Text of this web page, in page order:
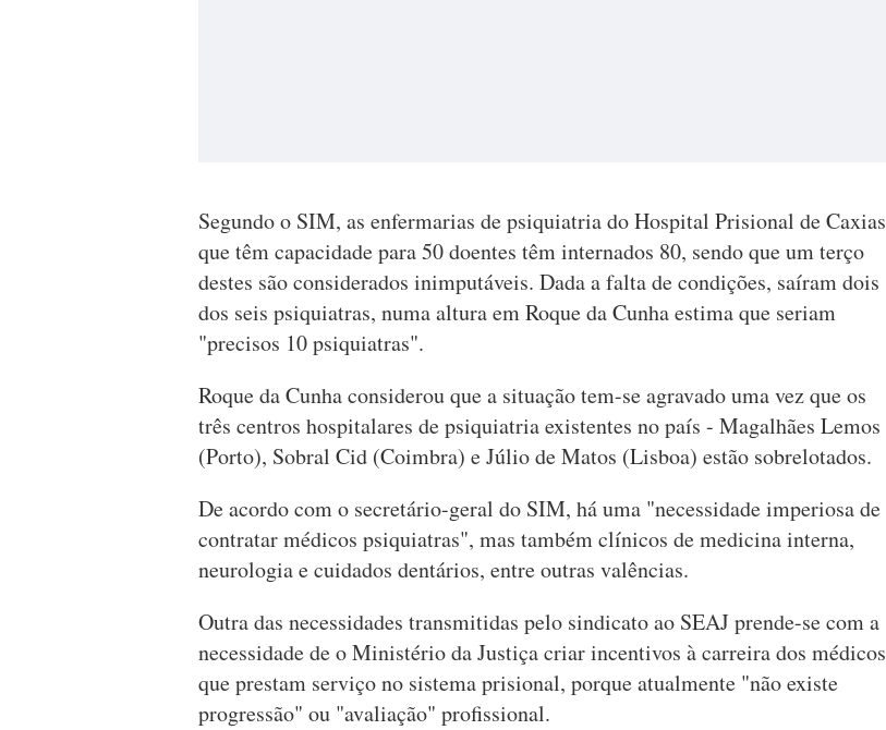
Segundo o SIM, as enfermarias de psiquiatria do Hospital Prisional de Caxias
que têm capacidade para 50 doentes têm internados 80, sendo que um terço
destes são considerados inimputáveis. Dada a falta de condições, saíram dois
dos seis psiquiatras, numa altura em Roque da Cunha estima que seriam
"precisos 10 psiquiatras".
Roque da Cunha considerou que a situação tem-se agravado uma vez que os
três centros hospitalares de psiquiatria existentes no país - Magalhães Lemos
(Porto), Sobral Cid (Coimbra) e Júlio de Matos (Lisboa) estão sobrelotados.
De acordo com o secretário-geral do SIM, há uma "necessidade imperiosa de
contratar médicos psiquiatras", mas também clínicos de medicina interna,
neurologia e cuidados dentários, entre outras valências.
Outra das necessidades transmitidas pelo sindicato ao SEAJ prende-se com a
necessidade de o Ministério da Justiça criar incentivos à carreira dos médicos
que prestam serviço no sistema prisional, porque atualmente "não existe
progressão" ou "avaliação" profissional.